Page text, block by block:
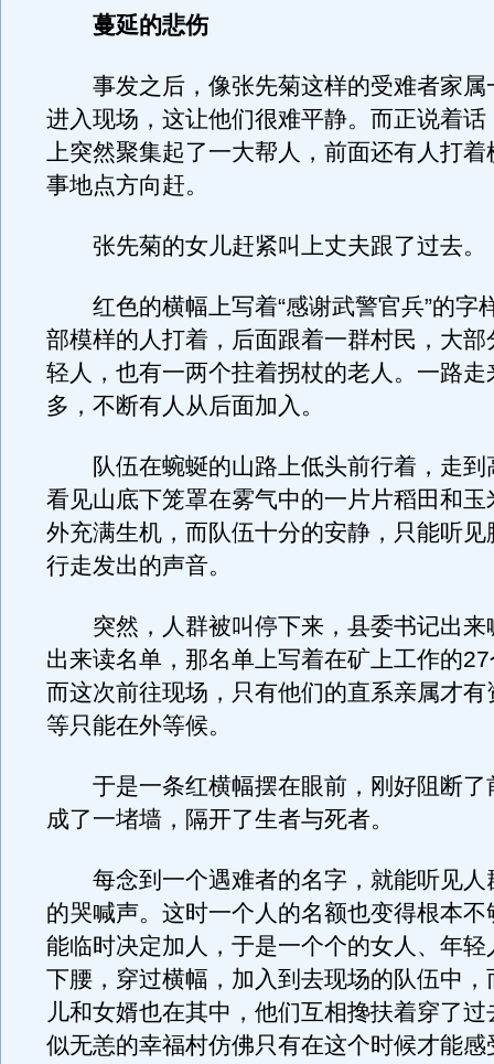
蔓延的悲伤
事发之后，像张先菊这样的受难者家属
进入现场，这让他们很难平静。而正说着话
上突然聚集起了一大帮人，前面还有人打着
事地点方向赶。
张先菊的女儿赶紧叫上丈夫跟了过去。
红色的横幅上写着“感谢武警官兵”的字
部模样的人打着，后面跟着一群村民，大部
轻人，也有一两个拄着拐杖的老人。一路走
多，不断有人从后面加入。
队伍在蜿蜒的山路上低头前行着，走到
看见山底下笼罩在雾气中的一片片稻田和玉
外充满生机，而队伍十分的安静，只能听见
行走发出的声音。
突然，人群被叫停下来，县委书记出来
出来读名单，那名单上写着在矿上工作的
而这次前往现场，只有他们的直系亲属才有
等只能在外等候。
于是一条红横幅摆在眼前，刚好阻断了
成了一堵墙，隔开了生者与死者。
每念到一个遇难者的名字，就能听见人
的哭喊声。这时一个人的名额也变得根本不
能临时决定加人，于是一个个的女人、年轻
下腰，穿过横幅，加入到去现场的队伍中，
儿和女婿也在其中，他们互相搀扶着穿了
似无恙的幸福村仿佛只有在这个时候才能感